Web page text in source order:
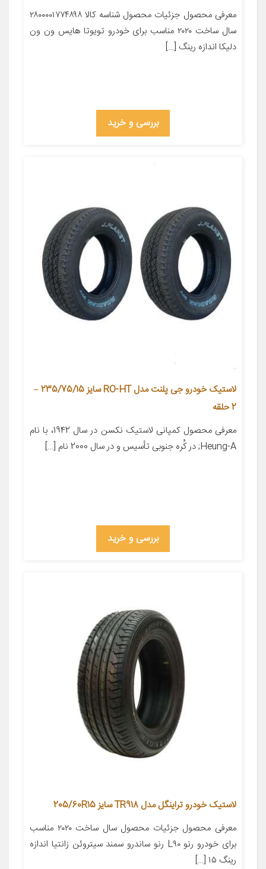
معرفی محصول جزئیات محصول شناسه کالا ۲۸۰۰۰۰۱۷۷۴۸۹۸
سال ساخت ۲۰۲۰ مناسب برای خودرو تویوتا هایس ون ون
دلیکا اندازه رینگ […]
بررسی و خرید
لاستیک خودرو جی پلنت مدل RO-HT سایز 235/75/15 –
2 حلقه
معرفی محصول کمپانی لاستیک نکسن در سال 1942، با نام
Heung-A; در کُره­ جنوبی تأسیس و در سال 2000 نام […]
بررسی و خرید
لاستیک خودرو تراینگل مدل TR918 سایز 205/60R15
معرفی محصول جزئیات محصول سال ساخت ۲۰۲۰ مناسب
برای خودرو رنو L۹۰ رنو ساندرو سمند سیتروئن زانتیا اندازه
رینگ ۱۵ […]